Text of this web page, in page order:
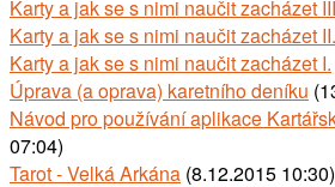
Karty a jak se s nimi naučit zacházet
Karty a jak se s nimi naučit zacházet II.
Karty a jak se s nimi naučit zacházet I.
Úprava (a oprava) karetního deníku
Návod pro používání aplikace
07:04)
Tarot - Velká Arkána (8.12.2015 10:30)